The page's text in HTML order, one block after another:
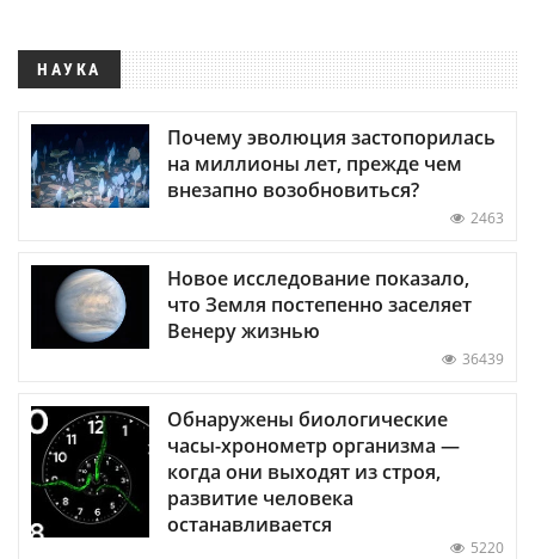
НАУКА
Почему эволюция застопорилась
на миллионы лет, прежде чем
внезапно возобновиться?
2463
Новое исследование показало,
что Земля постепенно заселяет
Венеру жизнью
36439
Обнаружены биологические
часы-хронометр организма —
когда они выходят из строя,
развитие человека
останавливается
5220